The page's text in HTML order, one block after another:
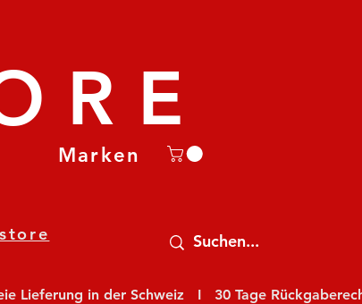
Marken
in der Schweiz   I   30 Tage